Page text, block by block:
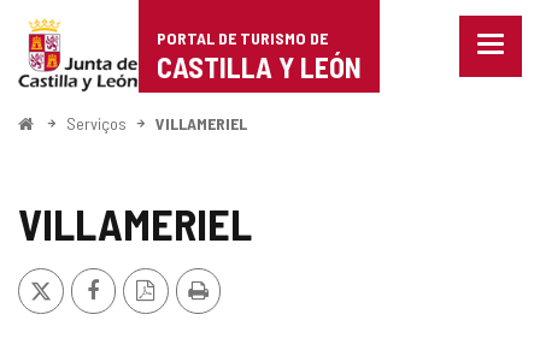
Portal
de
Turismo
Castilla
León
PORTAL DE TURISMO DE
CASTILLA Y LEÓN
Menu
ComeçoServiços VILLAMERIEL
VILLAMERIEL
x FacebookVersão
PDF
Imprimir